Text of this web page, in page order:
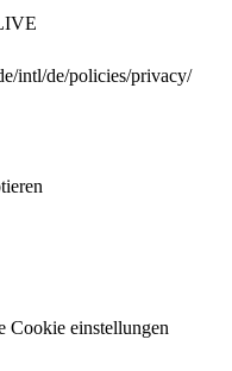
intl/de/policies/privacy/
Cookie einstellungen